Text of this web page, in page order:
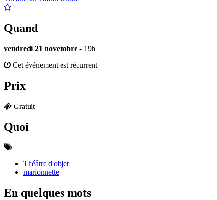
Quand
vendredi 21 novembre - 19h
Cet événement est récurrent
Prix
Gratuit
Quoi
Théâtre d'objet
marionnette
En quelques mots